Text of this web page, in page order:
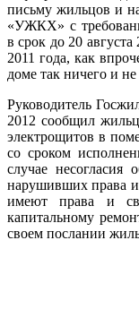
письму жильцов и
«УЖКХ» с
в срок до 20
2011 года, как
доме так ничего и
Руководитель
2012 сообщил
электрощитов в
со сроком
случае
нарушивших права
имеют права и
капитальному
своем послании